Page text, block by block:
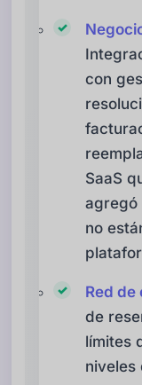
con
SaaS
agregó
no
Red de
de
límites
niveles